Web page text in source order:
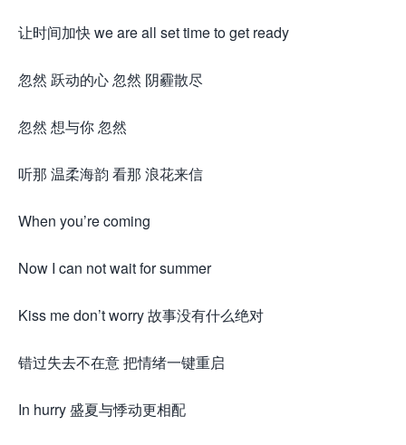
让时间加快 we are all set time to get ready
忽然 跃动的心 忽然 阴霾散尽
忽然 想与你 忽然
听那 温柔海韵 看那 浪花来信
When you’re coming
Now I can not wait for summer
Kiss me don’t worry 故事没有什么绝对
错过失去不在意 把情绪一键重启
In hurry 盛夏与悸动更相配